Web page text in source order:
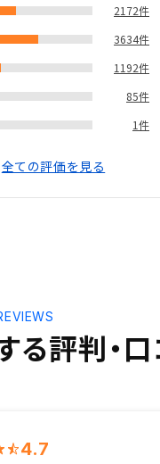
2172件
3634件
1192件
85件
1件
全ての評価を見る
る評判・
4.7